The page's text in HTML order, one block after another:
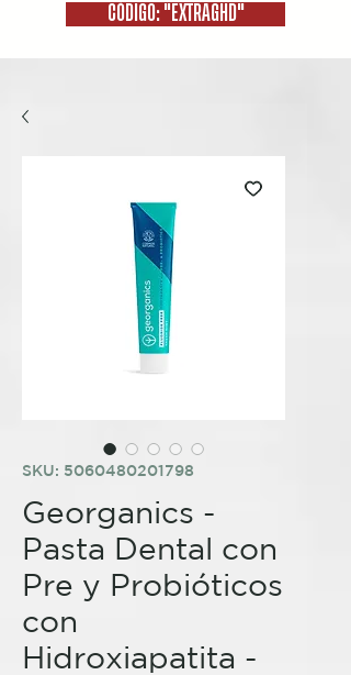
CÓDIGO: "EXTRAGHD"
SKU: 5060480201798
Georganics -
Pasta Dental con
Pre y Probióticos
con
Hidroxiapatita -